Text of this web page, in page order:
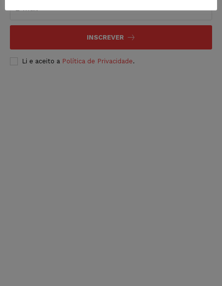
INSCREVER
Li e aceito a Política de Privacidade.